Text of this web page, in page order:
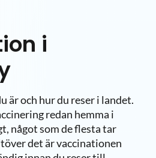
i
är och hur du reser i landet.
redan hemma i
något som de flesta tar
det är vaccinationen